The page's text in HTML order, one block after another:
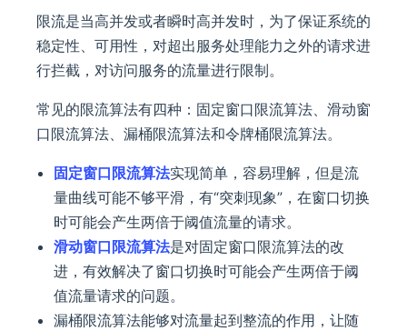
限流是当高并发或者瞬时高并发时，为了保证系统的
稳定性、可用性，对超出服务处理能力之外的请求进
行拦截，对访问服务的流量进行限制。
常见的限流算法有四种：固定窗口限流算法、滑动窗
口限流算法、漏桶限流算法和令牌桶限流算法。
固定窗口限流算法实现简单，容易理解，但是流
量曲线可能不够平滑，有“突刺现象”，在窗口切换
时可能会产生两倍于阈值流量的请求。
滑动窗口限流算法是对固定窗口限流算法的改
进，有效解决了窗口切换时可能会产生两倍于阈
值流量请求的问题。
漏桶限流算法能够对流量起到整流的作用，让随